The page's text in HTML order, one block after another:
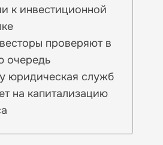
к инвестиционной
проверяют в
очередь
юридическая служб
на капитализацию